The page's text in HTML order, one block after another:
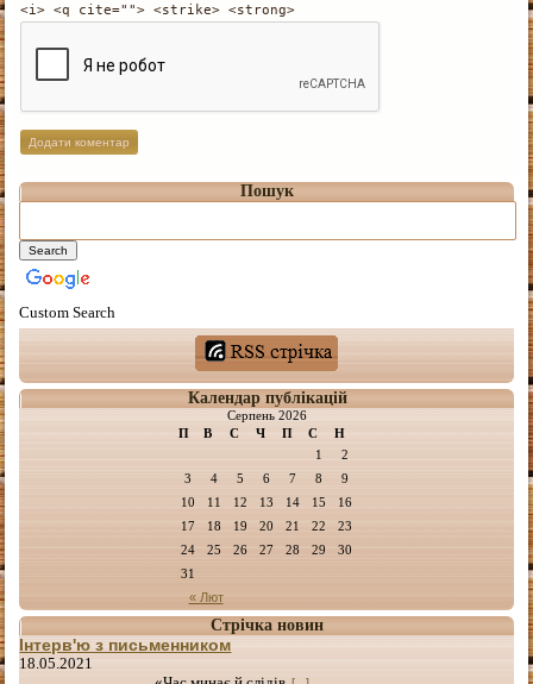
<i> <q cite=""> <strike> <strong>
Пошук
Custom Search
Календар публікацій
Серпень 2026
П
В С Ч П С Н
« Лют
1
2
3
4 5 6 7 8
9
10
11 12 13 14 15
16
17
18 19 20 21 22
23
24
25 26 27 28 29
30
31
Стрічка новин
Інтерв'ю з письменником
18.05.2021